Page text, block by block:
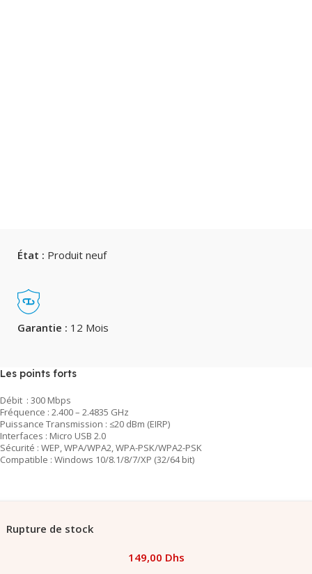
État : Produit neuf
Garantie : 12 Mois
Les points forts
Débit : 300 Mbps
Fréquence : 2.400 – 2.4835 GHz
Puissance Transmission : ≤20 dBm (EIRP)
Interfaces : Micro USB 2.0
Sécurité : WEP, WPA/WPA2, WPA-PSK/WPA2-PSK
Compatible : Windows 10/8.1/8/7/XP (32/64 bit)
Rupture de stock
149,00 Dhs